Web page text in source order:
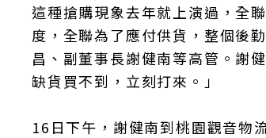
這種搶購現象去年就上演過，全
度，全聯為了應付供貨，整個後
昌、副董事長謝健南等高管。謝
缺貨買不到，立刻打來。」
16日下午，謝健南到桃園觀音物